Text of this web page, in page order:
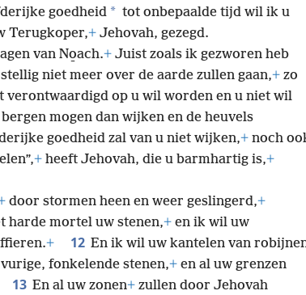
goedheid * tot onbepaalde tijd wil ik u
Terugkoper,+ Jehovah, gezegd.
van No̱ach.+ Juist zoals ik gezworen heb
niet meer over de aarde zullen gaan,+ zo
verontwaardigd op u wil worden en u niet wil
bergen mogen dan wijken en de heuvels
goedheid zal van u niet wijken,+ noch
+ heeft Jehovah, die u barmhartig is,+
door stormen heen en weer geslingerd,+
harde mortel uw stenen,+ en ik wil uw
+ 12 En ik wil uw kantelen van
fonkelende stenen,+ en al uw grenzen
13 En al uw zonen+ zullen door Jehovah